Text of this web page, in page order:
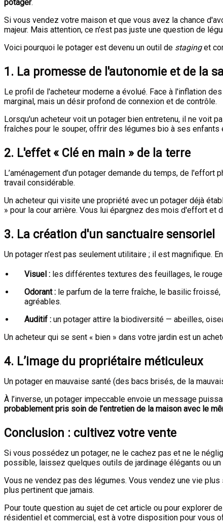
potager.
Si vous vendez votre maison et que vous avez la chance
majeur. Mais attention, ce n'est pas juste une question de
Voici pourquoi le potager est devenu un outil de staginget
1. La promesse de l'autonomie et de la
Le profil de l'acheteur moderne a évolué. Face à l'inflation
marginal, mais un désir profond de connexion et de contrôle.
Lorsqu'un acheteur voit un potager bien entretenu, il ne voit
fraîches pour le souper, offrir des légumes bio à ses
2. L'effet « Clé en main » de la terre
L’aménagement d’un potager demande du temps, de
travail considérable.
Un acheteur qui visite une propriété avec un potager déjà
» pour la cour arrière. Vous lui épargnez des mois d'effort
3. La création d'un sanctuaire sensoriel
Un potager n'est pas seulement utilitaire ; il est magnifique.
Visuel : les différentes textures des feuillages, le
Odorant : le parfum de la terre fraîche, le basilic
agréables.
Auditif : un potager attire la biodiversité — abeilles,
Un acheteur qui se sent « bien » dans votre jardin est un
4. L’image du propriétaire méticuleux
Un potager en mauvaise santé (des bacs brisés, de la
À l’inverse, un potager impeccable envoie un message
probablement pris soin de l’entretien de la maison avec le
Conclusion : cultivez votre vente
Si vous possédez un potager, ne le cachez pas et ne le
possible, laissez quelques outils de jardinage élégants ou
Vous ne vendez pas des légumes. Vous vendez une vie
plus pertinent que jamais.
Pour toute question au sujet de cet article ou pour explorer
résidentiel et commercial, est à votre disposition pour